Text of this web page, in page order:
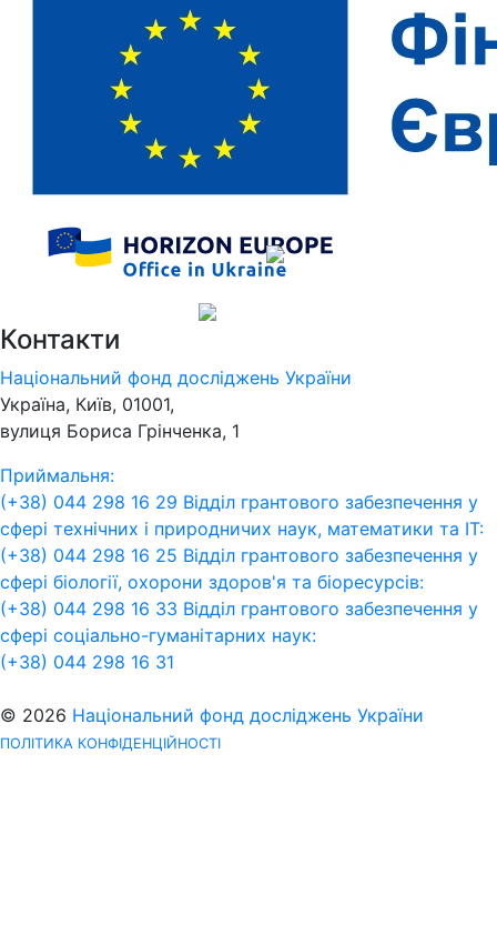
Контакти
Національний фонд досліджень України
Україна, Київ, 01001,
вулиця Бориса Грінченка, 1
Приймальня:
(+38) 044 298 16 29 Відділ грантового забезпечення у
сфері технічних і природничих наук, математики та ІТ:
(+38) 044 298 16 25 Відділ грантового забезпечення у
сфері біології, охорони здоров'я та біоресурсів:
(+38) 044 298 16 33 Відділ грантового забезпечення у
сфері соціально-гуманітарних наук:
(+38) 044 298 16 31
© 2026 Національний фонд досліджень України
ПОЛІТИКА КОНФІДЕНЦІЙНОСТІ